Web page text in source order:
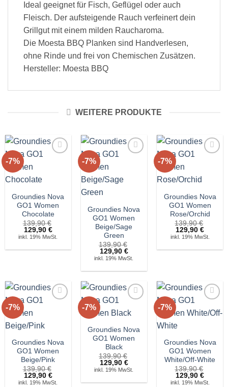
Ideal geeignet für Fisch, Geflügel oder auch
Fleisch. Der aufsteigende Rauch verfeinert dein
Grillgut mit einem milden Raucharoma.
Die Moesta BBQ Planken sind Handverlesen,
ohne Rinde und frei von Chemischen Zusätzen.
Hersteller: Moesta BBQ
WEITERE PRODUKTE
-7%
Wunschliste!
Groundies Nova
GO1 Women
Chocolate
139,90€
Ursprünglicher
Preis
139,90 €
129,90 €Aktueller
Preis
129,90 €.
inkl. 19% MwSt.
-7%
Wunschliste!
Groundies Nova
GO1 Women
Beige/Sage
Green
139,90€
Ursprünglicher
Preis
139,90 €
129,90 €Aktueller
Preis
129,90 €.
inkl. 19% MwSt.
-7%
Wunschliste!
Groundies Nova
GO1 Women
Rose/Orchid
139,90€
Ursprünglicher
Preis
139,90 €
129,90€
Preis
129,90
inkl. 19% MwSt.
-7%
Wunschliste!
Groundies Nova
GO1 Women
Beige/Pink
139,90€
Ursprünglicher
Preis
129,90 €Aktueller
Preis
inkl. 19% MwSt.
-7%
Wunschliste!
Groundies Nova
GO1 Women
Black
139,90€
Ursprünglicher
Preis
139,90 €
129,90 €Aktueller
Preis
129,90 €.
inkl. 19% MwSt.
-7%
Wunschliste!
Groundies Nova
GO1 Women
White/Off-White
139,90€
Ursprünglicher
Preis
129,90€
Preis
inkl. 19% MwSt.